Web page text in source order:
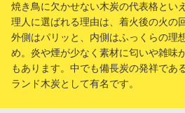
焼き鳥に欠かせない木炭の代表格とい
理人に選ばれる理由は、着火後の火の
外側はパリッと、内側はふっくらの理
め。炎や煙が少なく素材に匂いや雑味
もあります。中でも備長炭の発祥であ
ランド木炭として有名です。